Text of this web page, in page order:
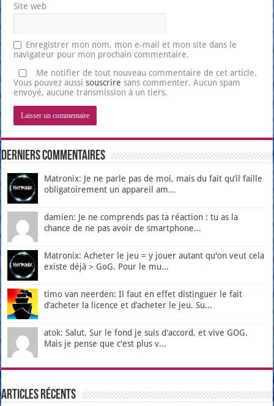
Site web
Enregistrer mon nom, mon e-mail et mon site dans le
navigateur pour mon prochain commentaire.
Me notifier de tout nouveau commentaire de cet article.
Vous pouvez aussisouscrire sans commenter. Aucun spam
envoyé, aucune transmission à un tiers.
Derniers Commentaires
Matronix: Je ne parle pas de moi, mais du fait qu’il faille
obligatoirement un appareil am...
damien: Je ne comprends pas ta réaction : tu as la
chance de ne pas avoir de smartphone...
Matronix: Acheter le jeu = y jouer autant qu'on veut cela
existe déjà > GoG. Pour le mu...
timo van neerden: Il faut en effet distinguer le fait
d’acheter la licence et d’acheter le jeu. Su...
atok: Salut, Sur le fond je suis d'accord, et vive GOG.
Mais je pense que c'est plus v...
Articles récents